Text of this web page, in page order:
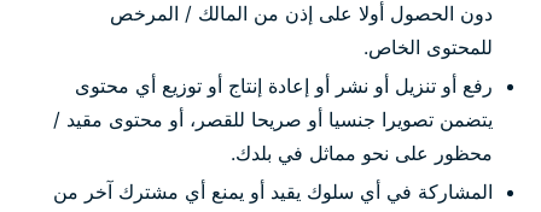
دون الحصول أولا على إذن من المالك / المرخص
للمحتوى الخاص.
رفع أو تنزيل أو نشر أو إعادة إنتاج أو توزيع أي محتوى
يتضمن تصويرا جنسيا أو صريحا للقصر، أو محتوى مقيد /
محظور على نحو مماثل في بلدك.
المشاركة في أي سلوك يقيد أو يمنع أي مشترك آخر من